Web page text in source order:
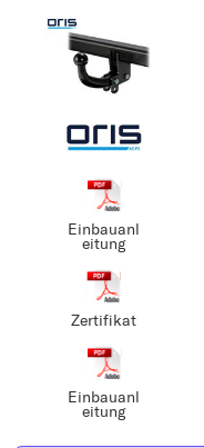
Einbauanl
eitung
Zertifikat
Einbauanl
eitung